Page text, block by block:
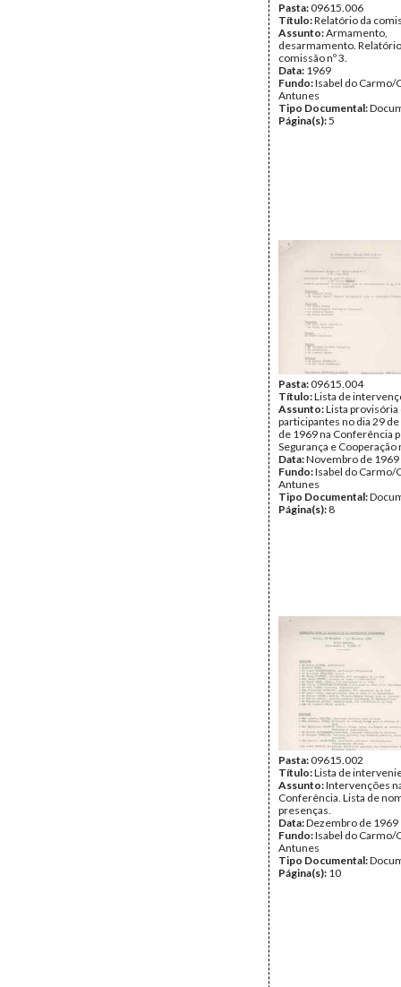
Pasta:09615.006
Título:Relatório da
Assunto:Armamento,
desarmamento.
comissão nº 3.
Data: 1969
Fundo:Isabel do Carmo/
Antunes
Tipo Documental:
Página(s):5
Pasta:09615.004
Título:Lista de
Assunto:Lista provisória
participantes no dia 29
de 1969 na Conferência
Segurança e Cooperação
Data:Novembro de 1969
Fundo:Isabel do Carmo/
Antunes
Tipo Documental:
Página(s): 8
Pasta:09615.002
Título:Lista de
Assunto:Intervenções
Conferência. Lista de
presenças.
Data:Dezembro de 1969
Fundo:Isabel do Carmo/
Antunes
Tipo Documental:
Página(s): 10